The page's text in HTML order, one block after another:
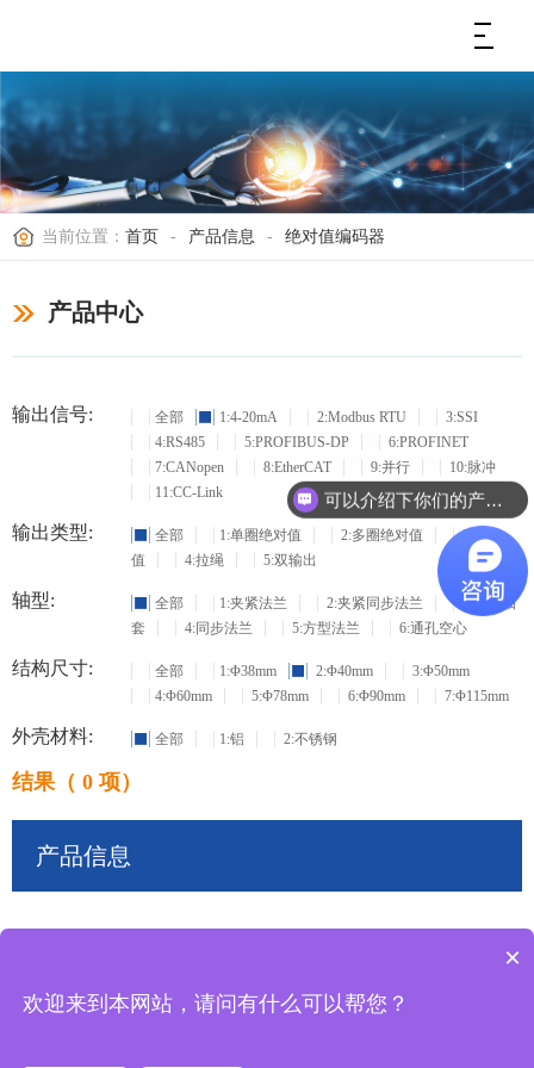
当前位置： 首页 - 产品信息 - 绝对值编码器
产品中心
输出信号: 全部 1:4-20mA 2:Modbus RTU
3:SSI
4:RS485
5:PROFIBUS-DP
6:PROFINET
7:CANopen
8:EtherCAT 9:并行
10:脉冲
11:CC-Link
输出类型: 全部 1:单圈绝对值 2:多圈绝对值
3:增量
值
4:拉绳 5:双输出
轴型: 全部 1:夹紧法兰 2:夹紧同步法兰
3:盲孔轴
套
4:同步法兰 5:方型法兰 6:通孔空心
结构尺寸: 全部 1:Φ38mm 2:Φ40mm
3:Φ50mm
4:Φ60mm
5:Φ78mm 6:Φ90mm 7:Φ115mm
外壳材料: 全部 1:铝 2:不锈钢
结果（ 0 项）
产品信息
可以介绍下你们的产品么？
现在有优惠活动么？
×
欢迎来到本网站，请问有什么可以帮您？